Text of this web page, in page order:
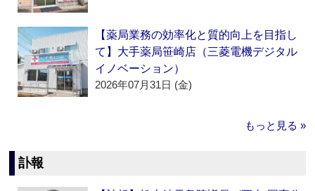
【薬局業務の効率化と質的向上を目指し
て】大手薬局笹崎店（三菱電機デジタル
イノベーション）
2026年07月31日 (金)
もっと見る »
訃報